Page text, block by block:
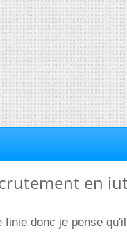
en
donc je pense